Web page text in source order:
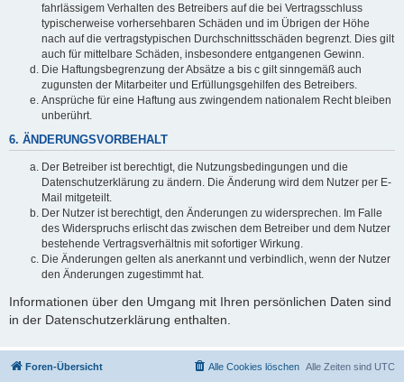
fahrlässigem Verhalten des Betreibers auf die bei Vertragsschluss
typischerweise vorhersehbaren Schäden und im Übrigen der Höhe
nach auf die vertragstypischen Durchschnittsschäden begrenzt. Dies gilt
auch für mittelbare Schäden, insbesondere entgangenen Gewinn.
Die Haftungsbegrenzung der Absätze a bis c gilt sinngemäß auch
zugunsten der Mitarbeiter und Erfüllungsgehilfen des Betreibers.
Ansprüche für eine Haftung aus zwingendem nationalem Recht bleiben
unberührt.
6. ÄNDERUNGSVORBEHALT
Der Betreiber ist berechtigt, die Nutzungsbedingungen und die
Datenschutzerklärung zu ändern. Die Änderung wird dem Nutzer per E-
Mail mitgeteilt.
Der Nutzer ist berechtigt, den Änderungen zu widersprechen. Im Falle
des Widerspruchs erlischt das zwischen dem Betreiber und dem Nutzer
bestehende Vertragsverhältnis mit sofortiger Wirkung.
Die Änderungen gelten als anerkannt und verbindlich, wenn der Nutzer
den Änderungen zugestimmt hat.
Informationen über den Umgang mit Ihren persönlichen Daten sind
in der Datenschutzerklärung enthalten.
Foren-Übersicht Alle Zeiten sind UTC
Alle Cookies löschen